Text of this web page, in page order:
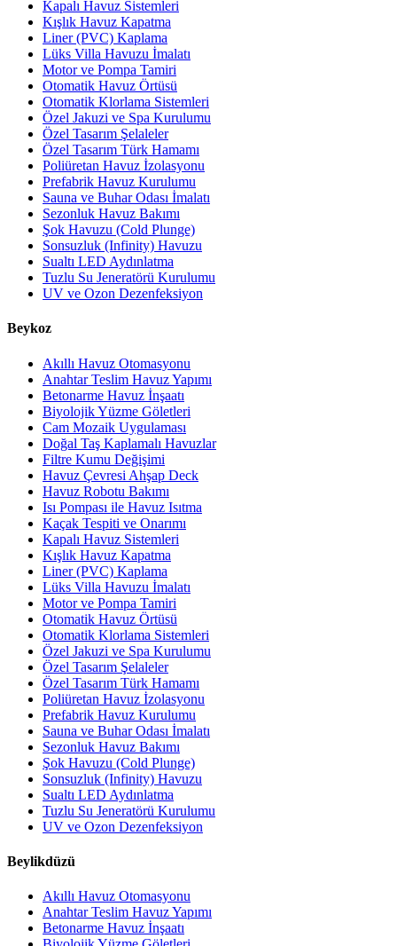
Kapalı Havuz Sistemleri
Kışlık Havuz Kapatma
Liner (PVC) Kaplama
Lüks Villa Havuzu İmalatı
Motor ve Pompa Tamiri
Otomatik Havuz Örtüsü
Otomatik Klorlama Sistemleri
Özel Jakuzi ve Spa Kurulumu
Özel Tasarım Şelaleler
Özel Tasarım Türk Hamamı
Poliüretan Havuz İzolasyonu
Prefabrik Havuz Kurulumu
Sauna ve Buhar Odası İmalatı
Sezonluk Havuz Bakımı
Şok Havuzu (Cold Plunge)
Sonsuzluk (Infinity) Havuzu
Sualtı LED Aydınlatma
Tuzlu Su Jeneratörü Kurulumu
UV ve Ozon Dezenfeksiyon
Beykoz
Akıllı Havuz Otomasyonu
Anahtar Teslim Havuz Yapımı
Betonarme Havuz İnşaatı
Biyolojik Yüzme Göletleri
Cam Mozaik Uygulaması
Doğal Taş Kaplamalı Havuzlar
Filtre Kumu Değişimi
Havuz Çevresi Ahşap Deck
Havuz Robotu Bakımı
Isı Pompası ile Havuz Isıtma
Kaçak Tespiti ve Onarımı
Kapalı Havuz Sistemleri
Kışlık Havuz Kapatma
Liner (PVC) Kaplama
Lüks Villa Havuzu İmalatı
Motor ve Pompa Tamiri
Otomatik Havuz Örtüsü
Otomatik Klorlama Sistemleri
Özel Jakuzi ve Spa Kurulumu
Özel Tasarım Şelaleler
Özel Tasarım Türk Hamamı
Poliüretan Havuz İzolasyonu
Prefabrik Havuz Kurulumu
Sauna ve Buhar Odası İmalatı
Sezonluk Havuz Bakımı
Şok Havuzu (Cold Plunge)
Sonsuzluk (Infinity) Havuzu
Sualtı LED Aydınlatma
Tuzlu Su Jeneratörü Kurulumu
UV ve Ozon Dezenfeksiyon
Beylikdüzü
Akıllı Havuz Otomasyonu
Anahtar Teslim Havuz Yapımı
Betonarme Havuz İnşaatı